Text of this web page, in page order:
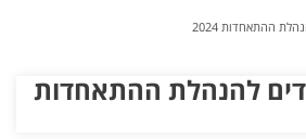
ההתאחדות 2024
להנהלת ההתאחדות